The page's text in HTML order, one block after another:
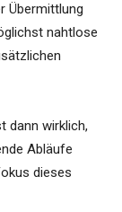
Übermittlung
nahtlose
dann wirklich,
Abläufe
dieses